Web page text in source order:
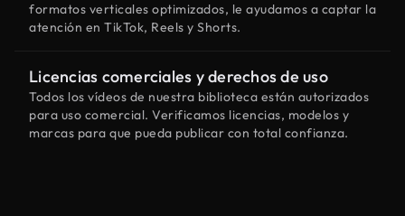
formatos verticales optimizados, le ayudamos a captar la
atención en TikTok, Reels y Shorts.
Licencias comerciales y derechos de uso
Todos los vídeos de nuestra biblioteca están autorizados
para uso comercial. Verificamos licencias, modelos y
marcas para que pueda publicar con total confianza.